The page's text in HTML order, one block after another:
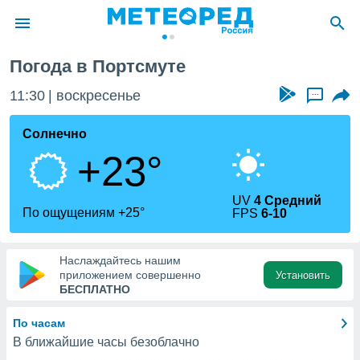
о
Вы можете
к этому
доступ
Погода в Портсмуте
11:30 воскресенье ...
Солнечно
+23°
По ощущениям +25°
UV4 Средний
FPS6-10
Наслаждайтесь нашим
приложением совершенно
БЕСПЛАТНО
Установить
По часам
В ближайшие часы безоблачно